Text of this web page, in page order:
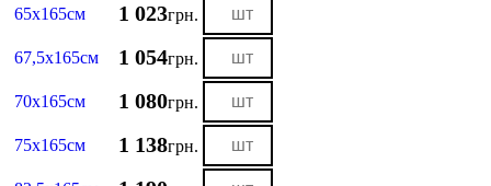
65х165см 1 023грн.
67,5х165см 1 054грн.
70х165см 1 080грн.
75х165см 1 138грн.